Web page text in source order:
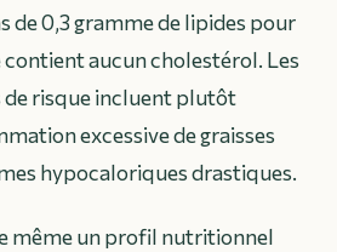
0,3 gramme de lipides pour
contient aucun cholestérol. Les
risque incluent plutôt
excessive de graisses
hypocaloriques drastiques.
même un profil nutritionnel